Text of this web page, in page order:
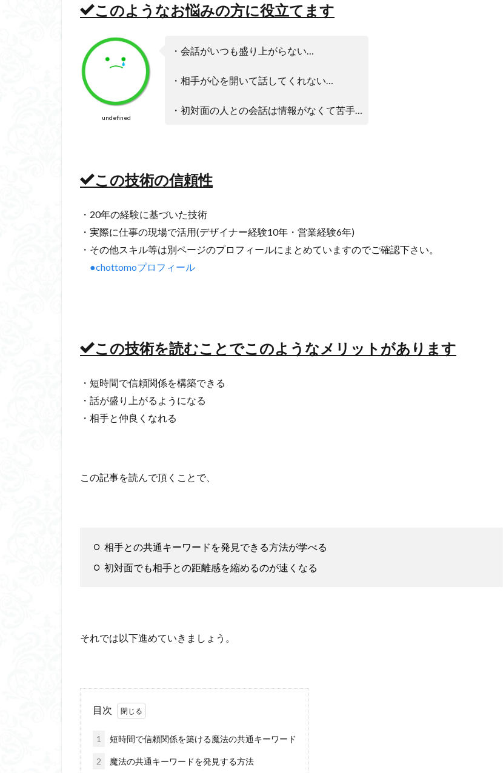
このようなお悩みの方に役立てます
undefined
・会話がいつも盛り上がらない…
・相手が心を開いて話してくれない…
・初対面の人との会話は情報がなくて苦手…
この技術の信頼性
・20年の経験に基づいた技術
・実際に仕事の現場で活用(デザイナー経験10年・営業経験6年)
・その他スキル等は別ページのプロフィールにまとめていますのでご確認下さい。
●chottomoプロフィール
この技術を読むことでこのようなメリットがあります
・短時間で信頼関係を構築できる
・話が盛り上がるようになる
・相手と仲良くなれる
この記事を読んで頂くことで、
相手との共通キーワードを発見できる方法が学べる
初対面でも相手との距離感を縮めるのが速くなる
それでは以下進めていきましょう。
目次
1 短時間で信頼関係を築ける魔法の共通キーワード
2 魔法の共通キーワードを発見する方法